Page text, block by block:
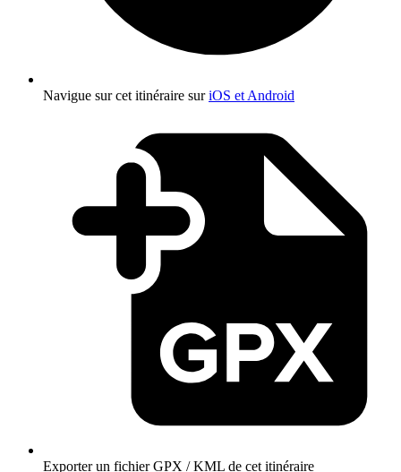
Navigue sur cet itinéraire suriOS et Android
Exporter un fichier GPX / KML de cet itinéraire